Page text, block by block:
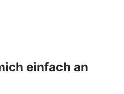
einfach an